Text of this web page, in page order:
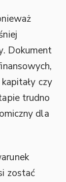
Dokument
czy
trudno
dla
zostać